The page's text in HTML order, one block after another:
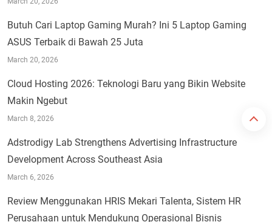
Butuh Cari Laptop Gaming Murah? Ini 5 Laptop Gaming
ASUS Terbaik di Bawah 25 Juta
March 20, 2026
Cloud Hosting 2026: Teknologi Baru yang Bikin Website
Makin Ngebut
March 8, 2026
Adstrodigy Lab Strengthens Advertising Infrastructure
Development Across Southeast Asia
March 6, 2026
Review Menggunakan HRIS Mekari Talenta, Sistem HR
Perusahaan untuk Mendukung Operasional Bisnis